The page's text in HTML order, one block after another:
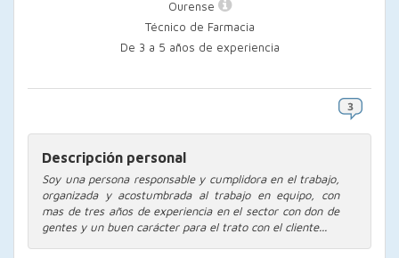
Ourense
Técnico de Farmacia
De 3 a 5 años de experiencia
Descripción personal
Soy una persona responsable y cumplidora en el trabajo,
organizada y acostumbrada al trabajo en equipo, con
mas de tres años de experiencia en el sector con don de
gentes y un buen carácter para el trato con el cliente...